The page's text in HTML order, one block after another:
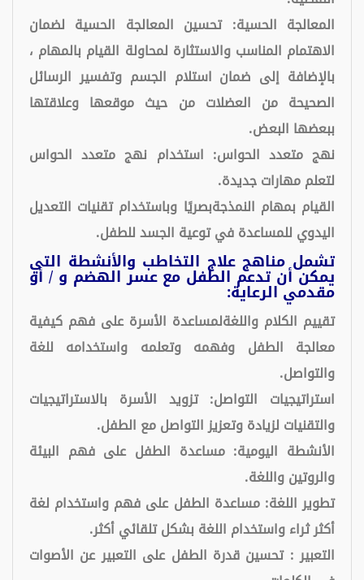
المعالجة الحسية: تحسين المعالجة الحسية لضمان
الاهتمام المناسب والاستثارة لمحاولة القيام بالمهام ،
بالإضافة إلى ضمان استلام الجسم وتفسير الرسائل
الصحيحة من العضلات من حيث موقعها وعلاقتها
ببعضها البعض.
نهج متعدد الحواس: استخدام نهج متعدد الحواس
لتعلم مهارات جديدة.
القيام بمهام النمذجةبصريًا وباستخدام تقنيات التعديل
اليدوي للمساعدة في توعية الجسد للطفل.
تشمل مناهج علاج التخاطب والأنشطة التي
يمكن أن تدعم الطفل مع عسر الهضم و / أو
مقدمي الرعاية:
تقييم الكلام واللغةلمساعدة الأسرة على فهم كيفية
معالجة الطفل وفهمه وتعلمه واستخدامه للغة
والتواصل.
استراتيجيات التواصل: تزويد الأسرة بالاستراتيجيات
والتقنيات لزيادة وتعزيز التواصل مع الطفل.
الأنشطة اليومية: مساعدة الطفل على فهم البيئة
والروتين واللغة.
تطوير اللغة: مساعدة الطفل على فهم واستخدام لغة
أكثر ثراء واستخدام اللغة بشكل تلقائي أكثر.
التعبير : تحسين قدرة الطفل على التعبير عن الأصوات